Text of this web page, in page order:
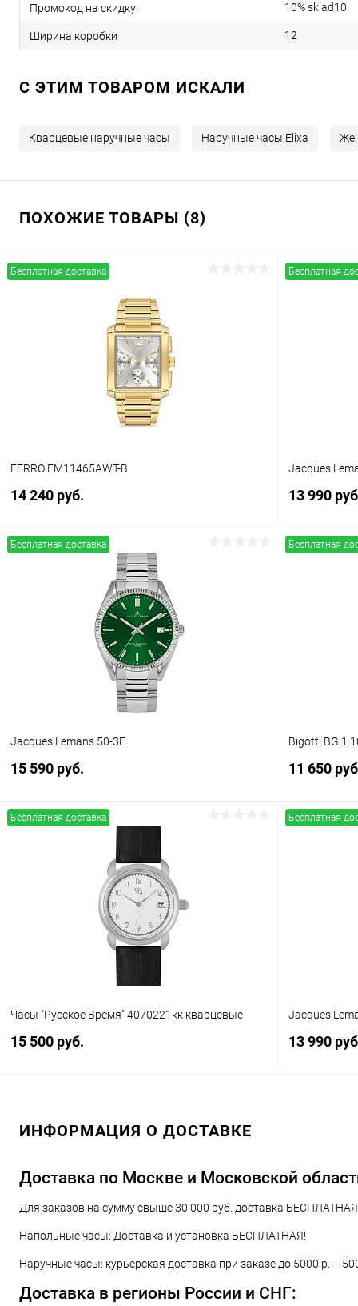
Промокод на скидку: 10% sklad10
Ширина коробки 12
C ЭТИМ ТОВАРОМ ИСКАЛИ
Кварцевые наручные часы Наручные часы Elixa
ПОХОЖИЕ ТОВАРЫ (8)
Бесплатная доставка
FERRO FM11465AWT-B
14 240 руб.
В корзину
Сравнение
В наличии
Бесплатная
Jacques
13 990
Бесплатная доставка
Jacques Lemans 50-3E
15 590 руб.
В корзину
В наличии
Бесплатная
Bigotti
11 650
Бесплатная доставка
Часы "Русское Время" 4070221кк кварцевые
15 500 руб.
В избранное В наличии
Бесплатная
Jacques
13 990
В
ИНФОРМАЦИЯ О ДОСТАВКЕ
Доставка по Москве и Московской
Для заказов на сумму свыше 30 000 руб. доставка
Напольные часы: Доставка и установка БЕСПЛАТНАЯ!
Наручные часы: курьерская доставка при заказе до 5000 р. –
Доставка в регионы России и СНГ: